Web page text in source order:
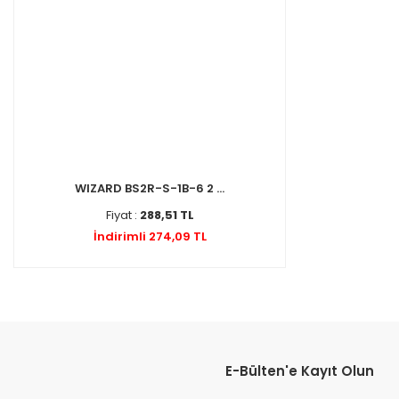
WIZARD BS2R-S-1B-6 2 ...
Fiyat : 288,51 TL
İndirimli 274,09 TL
E-Bülten'e Kayıt Olun